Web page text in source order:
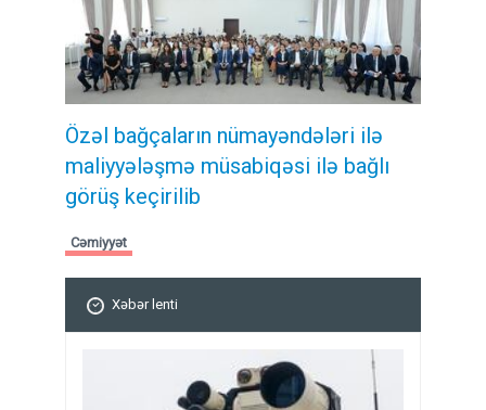
Özəl bağçaların nümayəndələri ilə
maliyyələşmə müsabiqəsi ilə bağlı
görüş keçirilib
Cəmiyyət
Xəbər lenti